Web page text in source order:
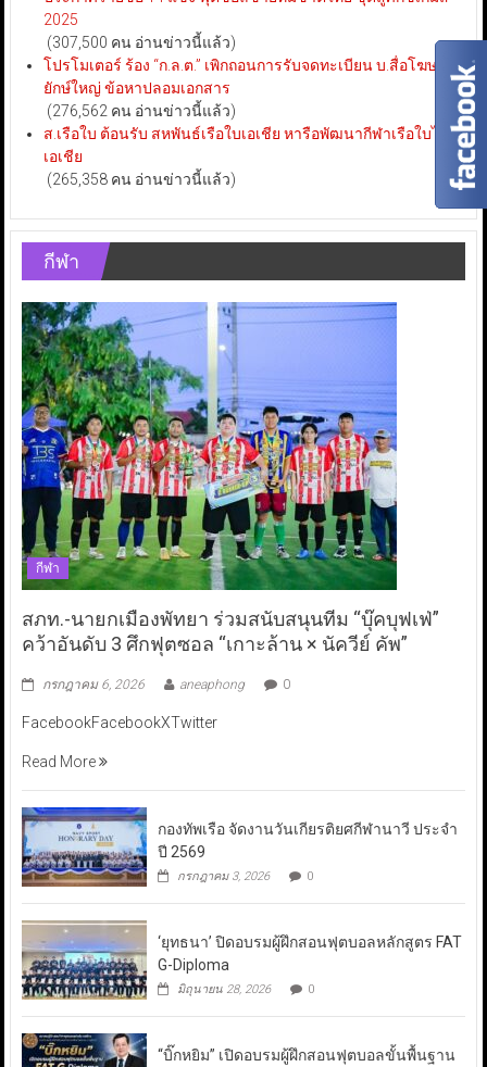
2025
(307,500 คน อ่านข่าวนี้แล้ว)
โปรโมเตอร์ ร้อง “ก.ล.ต.” เพิกถอนการรับจดทะเบียน บ.สื่อโฆษณา
ยักษ์ใหญ่ ข้อหาปลอมเอกสาร
(276,562 คน อ่านข่าวนี้แล้ว)
ส.เรือใบ ต้อนรับ สหพันธ์เรือใบเอเชีย หารือพัฒนากีฬาเรือใบไทย-
เอเชีย
(265,358 คน อ่านข่าวนี้แล้ว)
กีฬา
กีฬา
สภท.-นายกเมืองพัทยา ร่วมสนับสนุนทีม “บุ๊คบุฟเฟ่”
คว้าอันดับ 3 ศึกฟุตซอล “เกาะล้าน × นัควีย์ คัพ”
กรกฎาคม 6, 2026 aneaphong 0
FacebookFacebookXTwitter
Read More
กองทัพเรือ จัดงานวันเกียรติยศกีฬานาวี ประจำ
ปี 2569
กรกฎาคม 3, 2026 0
‘ยุทธนา’ ปิดอบรมผู้ฝึกสอนฟุตบอลหลักสูตร FAT
G-Diploma
มิถุนายน 28, 2026 0
“บิ๊กหยิม” เปิดอบรมผู้ฝึกสอนฟุตบอลขั้นพื้นฐาน